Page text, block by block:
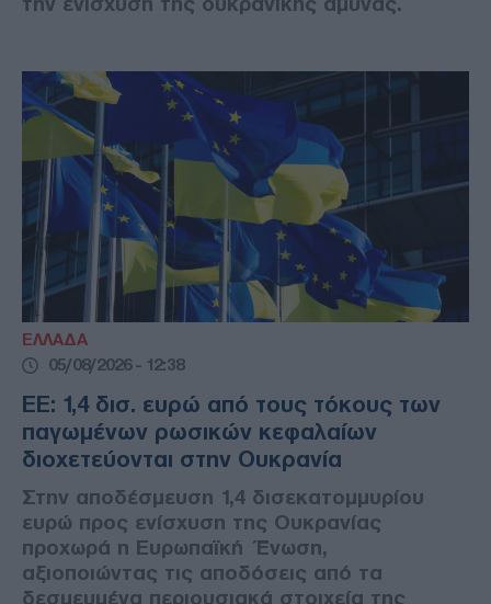
ΕΛΛΑΔΑ
05/08/2026 - 12:38
ΕΕ: 1,4 δισ. ευρώ από τους τόκους των
παγωμένων ρωσικών κεφαλαίων
διοχετεύονται στην Ουκρανία
Στην αποδέσμευση 1,4 δισεκατομμυρίου
ευρώ προς ενίσχυση της Ουκρανίας
προχωρά η Ευρωπαϊκή Ένωση,
αξιοποιώντας τις αποδόσεις από τα
δεσμευμένα περιουσιακά στοιχεία της